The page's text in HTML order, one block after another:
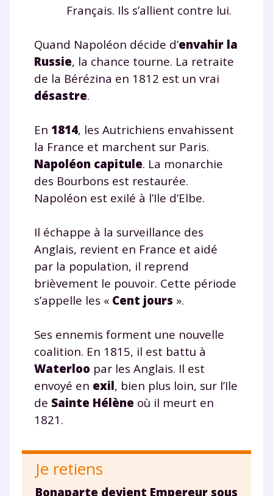
Français. Ils s’allient contre lui.
Quand Napoléon décide d’envahir la
Russie, la chance tourne. La retraite
de la Bérézina en 1812 est un vrai
désastre.
En 1814, les Autrichiens envahissent
la France et marchent sur Paris.
Napoléon capitule. La monarchie
des Bourbons est restaurée.
Napoléon est exilé à l’Ile d’Elbe.
Il échappe à la surveillance des
Anglais, revient en France et aidé
par la population, il reprend
brièvement le pouvoir. Cette période
s’appelle les « Cent jours ».
Ses ennemis forment une nouvelle
coalition. En 1815, il est battu à
Waterloo par les Anglais. Il est
envoyé en exil, bien plus loin, sur l’Ile
de Sainte Hélène où il meurt en
1821.
Je retiens
Bonaparte devient Empereur sous